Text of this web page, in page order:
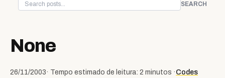
SEARCH
None
26/11/2003· Tempo estimado de leitura: 2 minutos · Codes